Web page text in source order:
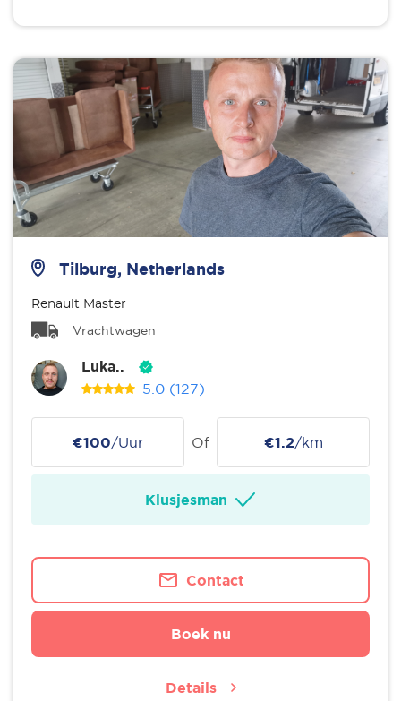
Tilburg, Netherlands
Renault Master
Vrachtwagen
Luka..
5.0 (127)
€100/Uur Of €1.2/km
Klusjesman
Contact
Boek nu
Details